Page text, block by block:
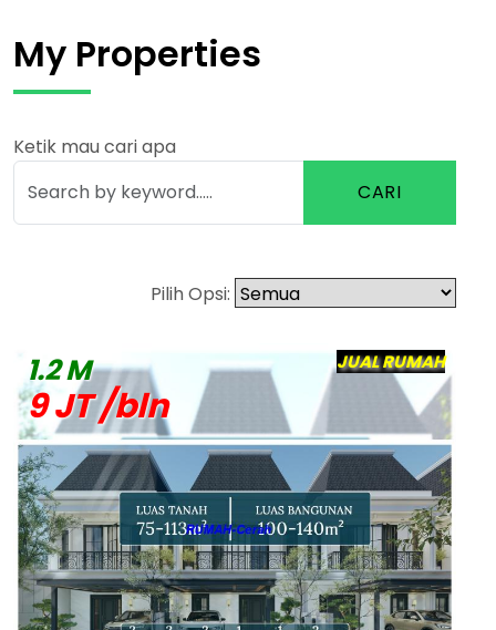
My Properties
Ketik mau cari apa
CARI
Pilih Opsi:
JUAL RUMAH
1.2 M
9 JT /bln